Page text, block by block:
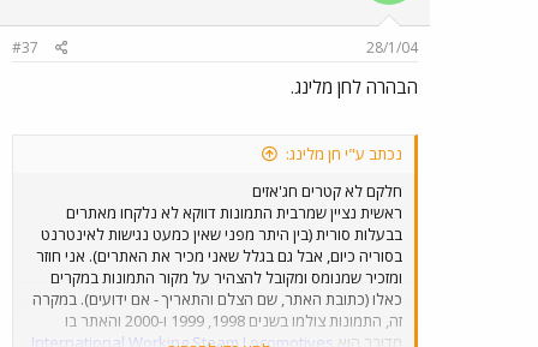
28/1/04
#37
הבהרה לחן מלינג.
נכתב ע"י חן מלינג:
חלקם לא קטרים חג'אזים
ראשית נציין שמרבית התמונות דווקא לא נלקחו מאתרים
בבעלות סורית (בין היתר מפני שאין כמעט נגישות לאינטרנט
בסוריה כיום, אבל גם בגלל שאני מכיר את האתרים). אני חוזר
ומזכיר שמנומס ומקובל להצהיר על מקור התמונות במקרים
כאלו (כתובת האתר, שם הצלם והתאריך - אם ידועים). במקרה
זה, התמונות צולמו בשנים 1998, 1999 ו-2000 והאתר בו
מדובר הוא International Working Steam Locomotives